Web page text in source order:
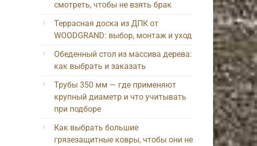
смотреть, чтобы не взять брак
Террасная доска из ДПК от
WOODGRAND: выбор, монтаж и уход
Обеденный стол из массива дерева:
как выбрать и заказать
Трубы 350 мм — где применяют
крупный диаметр и что учитывать
при подборе
Как выбрать большие
грязезащитные ковры, чтобы они не